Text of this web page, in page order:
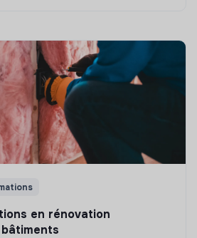
en rénovation